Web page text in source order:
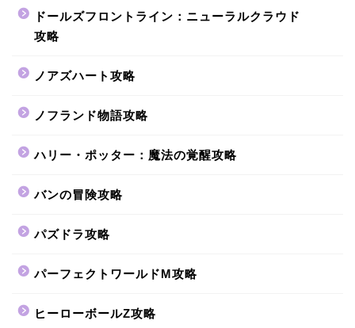
ドールズフロントライン：ニューラルクラウド
攻略
ノアズハート攻略
ノフランド物語攻略
ハリー・ポッター：魔法の覚醒攻略
バンの冒険攻略
パズドラ攻略
パーフェクトワールドM攻略
ヒーローボールZ攻略